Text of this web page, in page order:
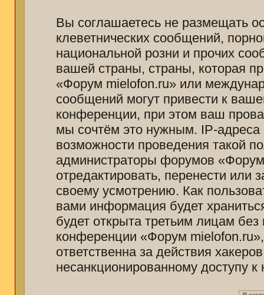
Вы соглашаетесь не размещать
клеветнических сообщений,
национальной розни и прочих
вашей страны, страны, которая
«Форум mielofon.ru» или
сообщений могут привести к
конференции, при этом ваш
мы сочтём это нужным. IP-
возможности проведения такой
администраторы форумов
отредактировать, перенести
своему усмотрению. Как
вами информация будет
будет открыта третьим лицам
конференции «Форум
ответственна за действия
несанкционированному доступу к